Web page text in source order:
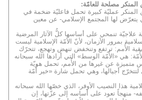
المنكر مصلحة للعامّة:
المنكر عمليّة كبيرة تحمل فاعليّة ضخمة في
يتعرّض لها المجتمع الإسلامي- عن معين
علاجيّة تنمحي على أساسها كلُّ الآثار المرضية
بمرور الأزمان، لأنّ الأمّة الإسلامية ليست
الأُمم: ترتفع وتنخفض تنهض وتهجع، تتحرّك
هي «الأُمّة الوسط» التي أرادها الله سبحانه
متميزة عن غيرها من الأُمم، تحمل هويّة
أجيالها، وهي تحمل شارة «خير أُمّة
هذا النصيب الأوفر، الذي خصّها الله سبحانه
منهجاً تعود على أساسه إلى عزّتها، إن